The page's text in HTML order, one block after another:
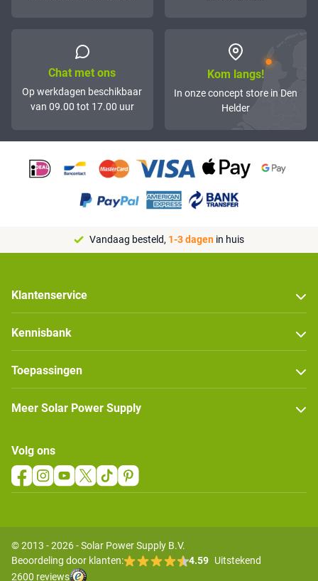
Chat met ons
Op werkdagen beschikbaar
van 09.00 tot 17.00 uur
Kom langs!
In onze concept store in Den
Helder
Vandaag besteld, 1-3 dagen in huis
Klantenservice
Kennisbank
Toepassingen
Meer Solar Power Supply
Volg ons
© 2013 - 2026 - Solar Power Supply B.V.
Beoordeling door klanten:
4.59 Uitstekend
2600 reviews